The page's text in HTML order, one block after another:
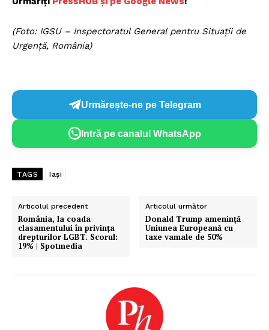
(Foto: IGSU – Inspectoratul General pentru Situații de
Urgență, România)
Urmărește-ne pe Telegram
Intră pe canalul WhatsApp
TAGS Iași
Articolul precedent
România, la coada
clasamentului în privința
drepturilor LGBT. Scorul:
19% | Spotmedia
Articolul următor
Donald Trump amenință
Uniunea Europeană cu
taxe vamale de 50%